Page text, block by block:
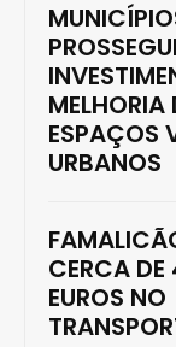
MELHORIA
ESPAÇOS
URBANOS
CERCA
EUROS NO